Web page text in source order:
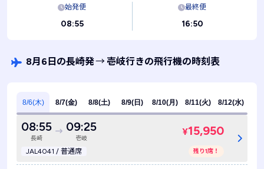
始発便
08:55
最終便
16:50
8月6日の長崎発→ 壱岐行きの飛行機の時刻表
8/6(木) 8/7(金) 8/8(土) 8/9(日) 8/10(月) 8/11(火) 8/12(水)
08:55
長崎
09:25
壱岐
JAL4041 / 普通席
¥15,950
残り1席！